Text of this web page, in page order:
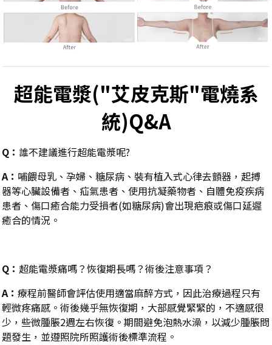
超能電漿("艾皮克斯"電燒系
統)Q&A
Q ： 誰不建議進行超能電漿呢?
A： 哺餵母乳、孕婦、糖尿病、裝有植入式心律去顫器，起搏
器等心臟設備者、疝氣患者、使用抗凝藥物者、自體免疫疾病
患者、傷口癒合能力受損者(如糖尿病)會出現疤痕或傷口延遲
癒合的情況。
Q ：超能電漿痛嗎？恢復期長嗎？術後注意事項？
A：療程前醫師會評估使用適當麻醉方式，因此治療過程只有
輕微疼痛感。術後幾乎無恢復期，大部感覺緊緊的，不適感很
少，些微腫脹2週左右恢復 。期間避免泡熱水澡，以減少腫脹問
題發生，並遵照院所照護術後標準流程。